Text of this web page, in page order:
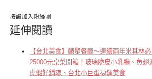
按讚加入粉絲團
延伸閱讀
【台北美食】麟聚餐廳～連續兩年米其林
25000元桌菜開箱！玻璃脆皮小乳鴨、魚翅
虎蝦好銷魂、台北小巨蛋捷運美食